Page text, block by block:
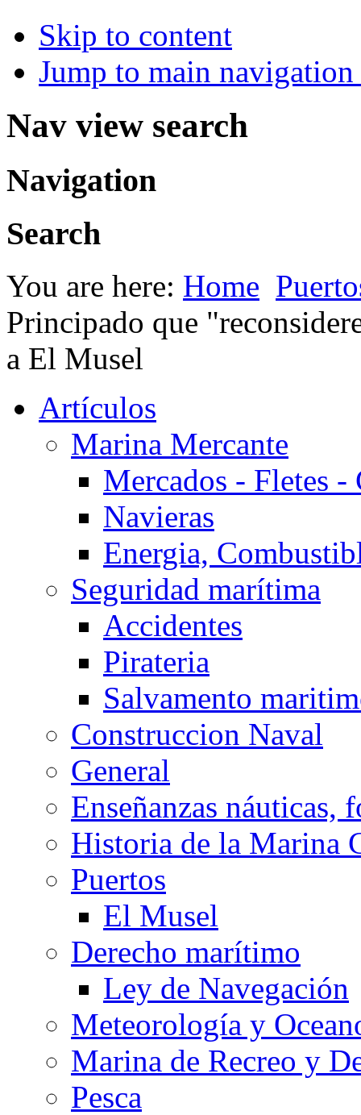
Skip to content
Jump to main
Nav view search
Navigation
Search
You are here: Home
Principado que
a El Musel
Artículos
Marina Mercante
Mercados - Fletes -
Navieras
Energia,
Seguridad marítima
Accidentes
Pirateria
Salvamento
Construccion Naval
General
Enseñanzas náuticas,
Historia de la Marina
Puertos
El Musel
Derecho marítimo
Ley de Navegación
Meteorología y
Marina de Recreo y
Pesca